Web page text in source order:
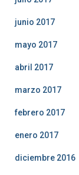
junio 2017
mayo 2017
abril 2017
marzo 2017
febrero 2017
enero 2017
diciembre 2016